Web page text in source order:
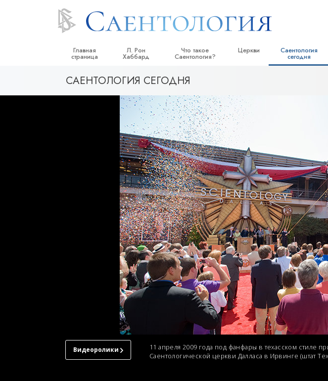
Главная
страница
Л. Рон
Хаббард
Что такое
Саентология?
Верования и практики
Саентологические принципы и
кодексы
Что саентологи говорят о
Саентологии
Познакомьтесь с саентологом
Внутри церкви
Основные принципы Саентологии
Введение в Дианетику
Любовь и ненависть.
Что такое величие?
Церкви
Идеальные саентологические
церкви
Продвинутые организации
Наземная база Флага
«Фривиндз»
Распространение
всему миру
Саентология
сегодня
Дэвид
САЕНТОЛОГИЯ СЕГОДНЯ
11 апреля 2009 года под фанфары в техасском стиле
Саентологической церкви Далласа в Ирвинге (штат
Видеоролики
ЦЕРКОВЬ